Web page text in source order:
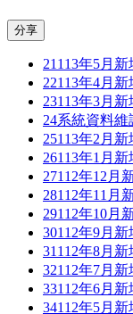
分享
21 113年5月
22113年4月
23113年3月
24系統資料
25113年2月
26113年1月
27112年12月
28112年11月
29112年10月
30112年9月
31 112年8月
32112年7月
33112年6月
34112年5月